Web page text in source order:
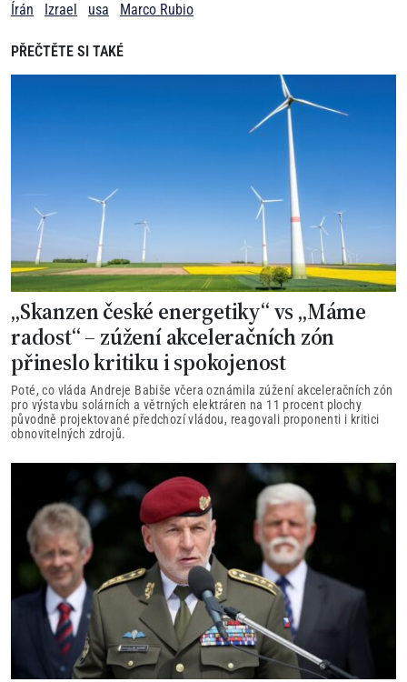
Írán
Izrael usa Marco Rubio
PŘEČTĚTE SI TAKÉ
„Skanzen české energetiky“ vs „Máme
radost“ – zúžení akceleračních zón
přineslo kritiku i spokojenost
Poté, co vláda Andreje Babiše včera oznámila zúžení akceleračních zón
pro výstavbu solárních a větrných elektráren na 11 procent plochy
původně projektované předchozí vládou, reagovali proponenti i kritici
obnovitelných zdrojů.